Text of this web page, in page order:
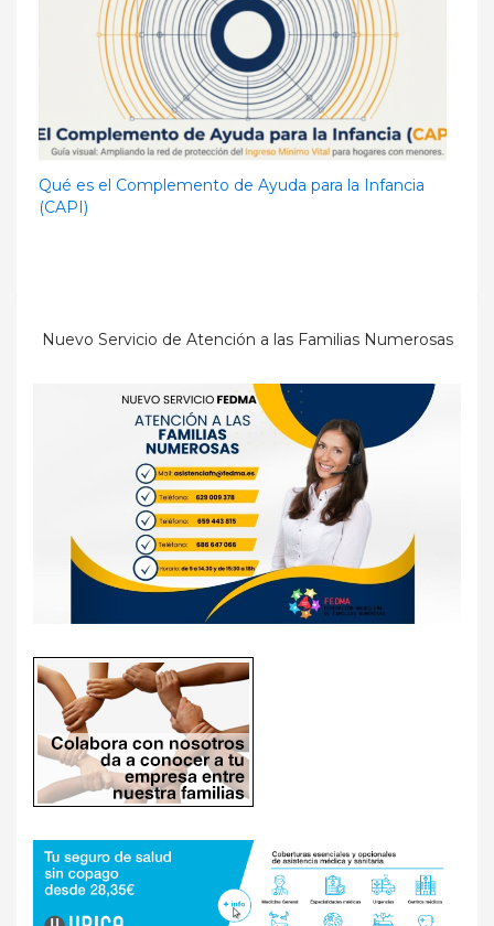
Qué es el Complemento de Ayuda para la Infancia
(CAPI)
Nuevo Servicio de Atención a las Familias Numerosas